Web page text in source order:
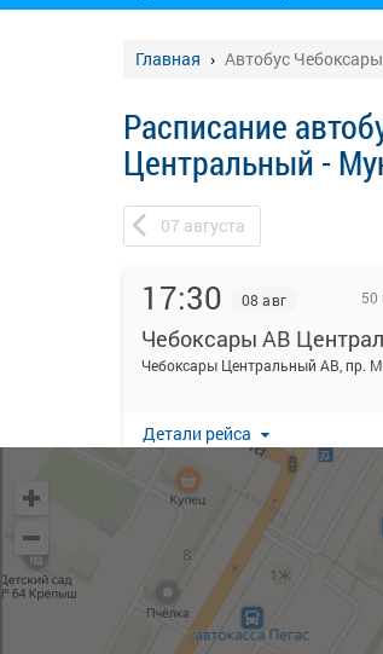
Главная Автобус
Расписание
Центральный -
07 августа
17:30 08 авг 50
Чебоксары АВ
Детали рейса